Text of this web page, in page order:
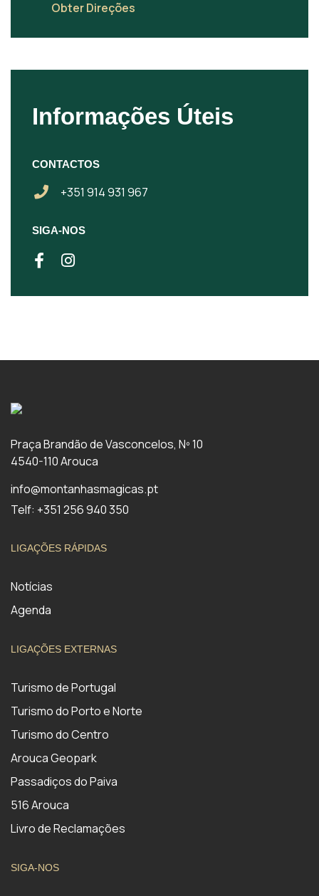
Obter Direções
Informações Úteis
CONTACTOS
+351 914 931 967
SIGA-NOS
Praça Brandão de Vasconcelos, Nº 10
4540-110 Arouca
info@montanhasmagicas.pt
Telf: +351 256 940 350
LIGAÇÕES RÁPIDAS
Notícias
Agenda
LIGAÇÕES EXTERNAS
Turismo de Portugal
Turismo do Porto e Norte
Turismo do Centro
Arouca Geopark
Passadiços do Paiva
516 Arouca
Livro de Reclamações
SIGA-NOS